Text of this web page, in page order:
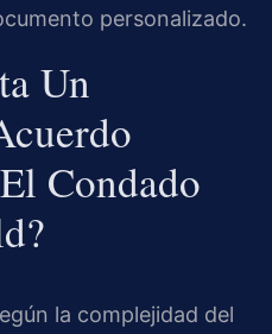
personalizado.
Un
Condado
la complejidad del